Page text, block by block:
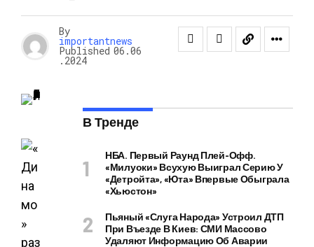
By
importantnews
Published 06.06
.2024
В Тренде
НБА. Первый Раунд Плей-Офф.
«Милуоки» Всухую Выиграл Серию У
«Детройта», «Юта» Впервые Обыграла
«Хьюстон»
Пьяный «слуга Народа» Устроил ДТП
При Въезде В Киев: СМИ Массово
Удаляют Информацию Об Аварии